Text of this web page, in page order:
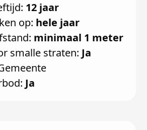
12 jaar
op: hele jaar
minimaal 1 meter
smalle straten: Ja
Ja